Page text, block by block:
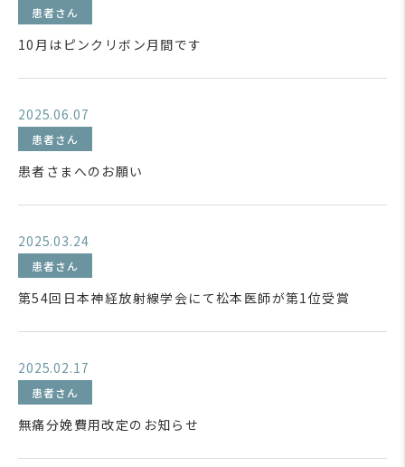
患者さん
10月はピンクリボン月間です
2025.06.07
患者さん
患者さまへのお願い
2025.03.24
患者さん
第54回日本神経放射線学会にて松本医師が第1位受賞
2025.02.17
患者さん
無痛分娩費用改定のお知らせ